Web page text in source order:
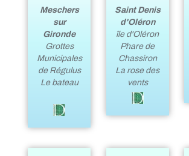
Meschers
sur
Gironde
Grottes
Municipales
de Régulus
Le bateau
Saint Denis
d'Oléron
île d'Oléron
Phare de
Chassiron
La rose des
vents